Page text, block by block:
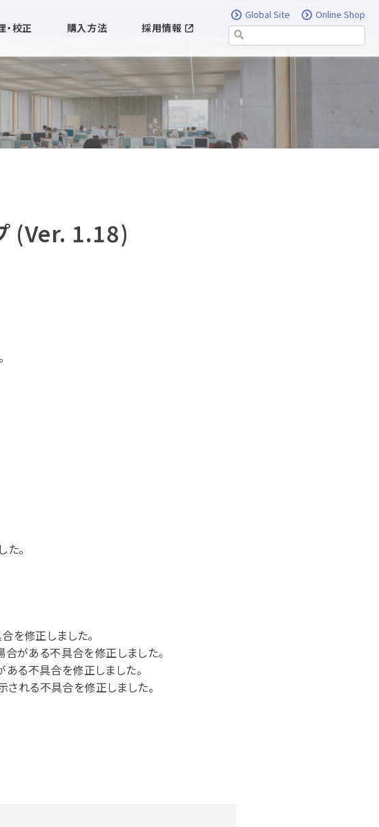
・校正 購入方法 採用情報
Global Site Online Shop
(Ver. 1.18)
。
を修正しました。
がある不具合を修正しました。
ある不具合を修正しました。
れる不具合を修正しました。